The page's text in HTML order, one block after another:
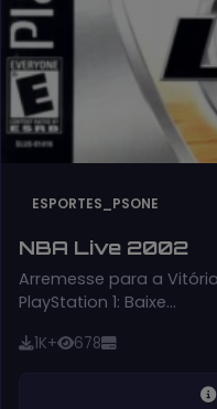
ESPORTES_PSONE
NBA Live 2002
Arremesse para a
PlayStation 1: Baixe…
1K+ 678